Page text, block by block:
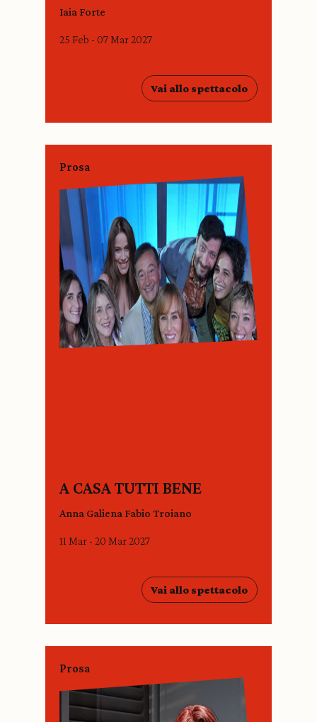
Iaia Forte
25 Feb - 07 Mar 2027
Vai allo spettacolo
Prosa
A CASA TUTTI BENE
Anna Galiena Fabio Troiano
11 Mar - 20 Mar 2027
Vai allo spettacolo
Prosa